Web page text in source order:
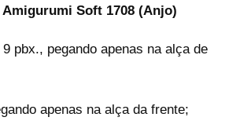
Soft 1708 (Anjo)
pbx., pegando apenas na alça de
apenas na alça da frente;